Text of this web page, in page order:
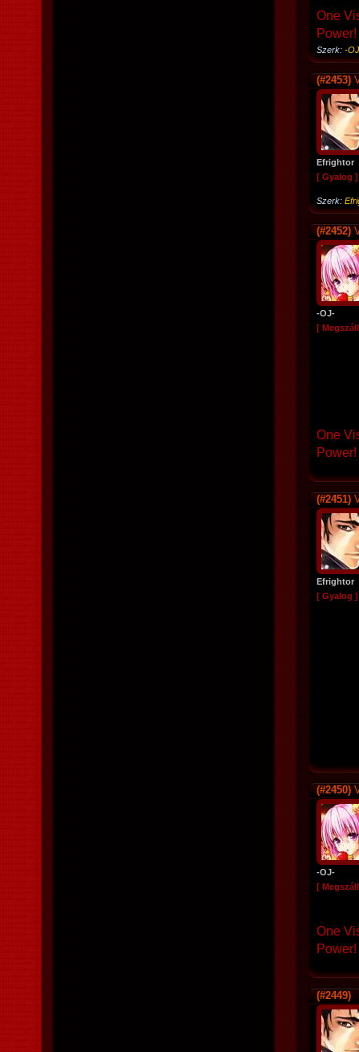
One
Power!
Szerk: -
(#2453)
Efrightor
[ Gyalog ]
Szerk:
(#2452)
-OJ-
[
One
Power!
(#2451)
Efrightor
[ Gyalog ]
(#2450)
-OJ-
[
One
Power!
(#2449)